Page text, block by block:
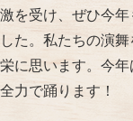
激を受け、ぜひ今
した。私たちの演
栄に思います。今年
全力で踊ります！